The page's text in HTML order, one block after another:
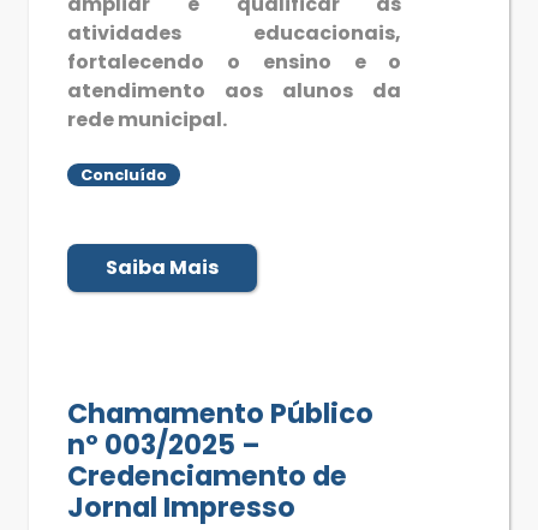
atividades educacionais,
fortalecendo o ensino e o
atendimento aos alunos da
rede municipal.
Concluído
Saiba Mais
Chamamento Público
nº 003/2025 –
Credenciamento de
Jornal Impresso